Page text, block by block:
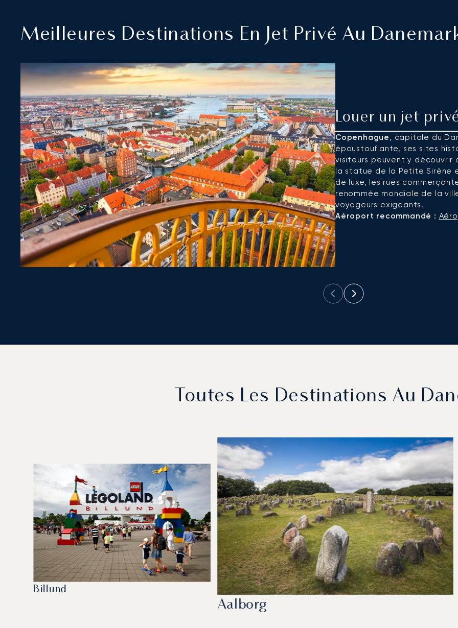
Meilleures Destinations En Jet Privé Au
Louer un jet
Copenhague, capitale du
époustouflante, ses sites
visiteurs peuvent y
la statue de la Petite Sirène
de luxe, les rues
renommée mondiale de la
voyageurs exigeants.
Aéroport recommandé :
Toutes Les Destinations Au
Billund
Aalborg